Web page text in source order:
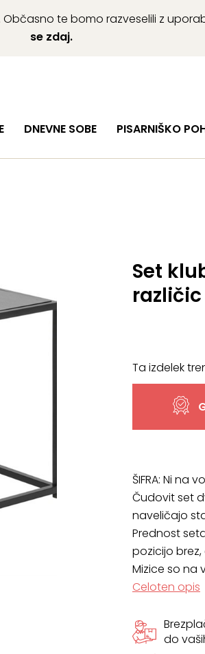
te bomo razveselili z
se zdaj.
DNEVNE SOBE PISARNIŠKO
Set
različic
Ta izdelek
ŠIFRA: Ni na
Čudovit set
naveličajo
Prednost
pozicijo
Mizice so na
Celoten opis
do